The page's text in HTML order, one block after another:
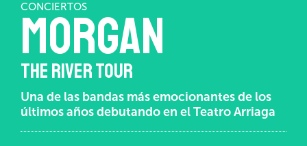
CONCIERTOS
MORGAN
THE RIVER TOUR
Una de las bandas más emocionantes de los
últimos años debutando en el Teatro Arriaga